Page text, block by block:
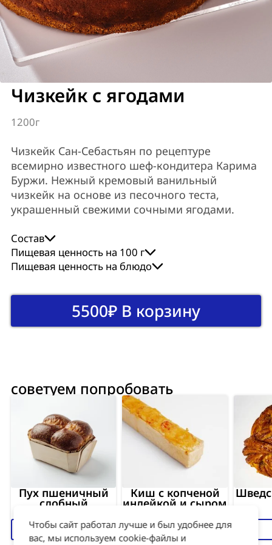
Чизкейк с ягодами
1200г
Чизкейк Сан-Себастьян по рецептуре
всемирно известного шеф-кондитера Карима
Буржи. Нежный кремовый ванильный
чизкейк на основе из песочного теста,
украшенный свежими сочными ягодами.
Состав
Сливочный сыр, маскарпоне, сливки 33%, яйцо,
сахар, песочная крошка (мука пшеничная в/с,
Пищевая ценность на 100 г
energy
proteins
fat
Пищевая ценность на блюдо
2 505,0
52,0
146,0
245,0
5500₽ В корзину
советуем попробовать
Пух пшеничный
сдобный
450₽
Киш с копченой
индейкой и сыром
1050₽
Чтобы сайт работал лучше и был удобнее для
вас, мы используем cookie-файлы и